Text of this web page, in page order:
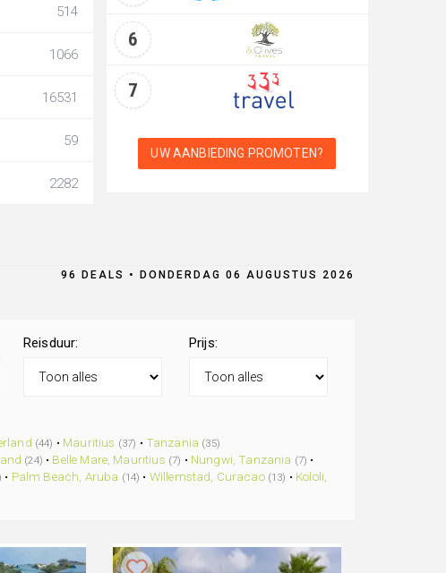
514
1066
16531
59
2282
6
7
UW AANBIEDING PROMOTEN?
96 DEALS • DONDERDAG 06 AUGUSTUS 2026
Reisduur: Prijs:
(44) • Mauritius (37) • Tanzania (35)
(24) • Belle Mare, Mauritius (7) • Nungwi, Tanzania (7) •
• Palm Beach, Aruba (14) • Willemstad, Curacao (13) • Kololi,